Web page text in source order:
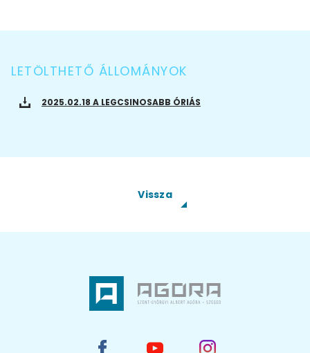
LETÖLTHETŐ ÁLLOMÁNYOK
2025.02.18 A LEGCSINOSABB ÓRIÁS
Vissza